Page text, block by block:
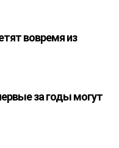
вовремя из
за годы могут